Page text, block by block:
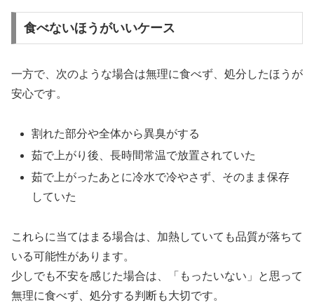
食べないほうがいいケース
一方で、次のような場合は無理に食べず、処分したほうが
安心です。
割れた部分や全体から異臭がする
茹で上がり後、長時間常温で放置されていた
茹で上がったあとに冷水で冷やさず、そのまま保存
していた
これらに当てはまる場合は、加熱していても品質が落ちて
いる可能性があります。
少しでも不安を感じた場合は、「もったいない」と思って
無理に食べず、処分する判断も大切です。